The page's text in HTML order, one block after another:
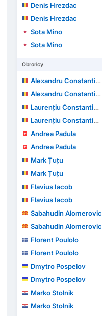
Denis Hrezdac
Denis Hrezdac
Sota Mino
Sota Mino
Obrońcy
Alexandru Constantin Benga
Alexandru Constantin Benga
Laurențiu Constantin Vlăsceanu
Laurențiu Constantin Vlăsceanu
Andrea Padula
Andrea Padula
Mark Țuțu
Mark Țuțu
Flavius Iacob
Flavius Iacob
Sabahudin Alomeroviс
Sabahudin Alomeroviс
Florent Poulolo
Florent Poulolo
Dmytro Pospelov
Dmytro Pospelov
Marko Stolnik
Marko Stolnik